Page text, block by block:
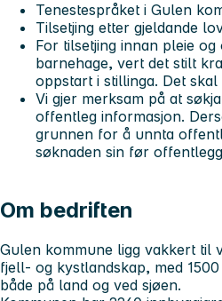
Tenestespråket i Gulen
Tilsetjing etter gjeldande
For tilsetjing innan pleie
barnehage, vert det stilt
oppstart i stillinga. Det
Vi gjer merksam på at
offentleg informasjon.
grunnen for å unnta
søknaden sin før
Om bedriften
Gulen kommune ligg vakkert til
fjell- og kystlandskap, med
både på land og ved sjøen.